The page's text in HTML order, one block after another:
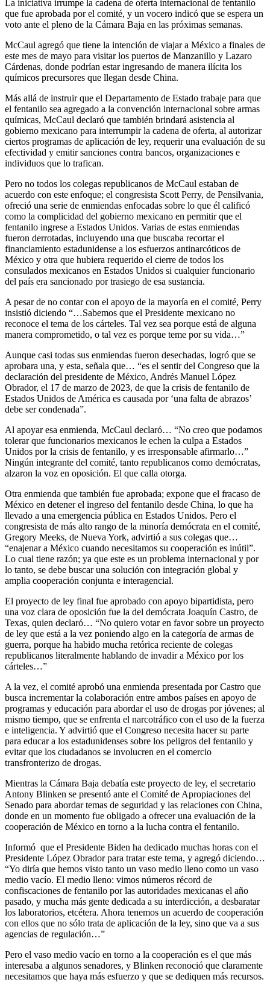
La iniciativa irrumpe la cadena de oferta internacional de fentanilo
que fue aprobada por el comité, y un vocero indicó que se espera un
voto ante el pleno de la Cámara Baja en las próximas semanas.
McCaul agregó que tiene la intención de viajar a México a finales de
este mes de mayo para visitar los puertos de Manzanillo y Lazaro
Cárdenas, donde podrían estar ingresando de manera ilícita los
químicos precursores que llegan desde China.
Más allá de instruir que el Departamento de Estado trabaje para que
el fentanilo sea agregado a la convención internacional sobre armas
químicas, McCaul declaró que también brindará asistencia al
gobierno mexicano para interrumpir la cadena de oferta, al autorizar
ciertos programas de aplicación de ley, requerir una evaluación de su
efectividad y emitir sanciones contra bancos, organizaciones e
individuos que lo trafican.
Pero no todos los colegas republicanos de McCaul estaban de
acuerdo con este enfoque; el congresista Scott Perry, de Pensilvania,
ofreció una serie de enmiendas enfocadas sobre lo que él calificó
como la complicidad del gobierno mexicano en permitir que el
fentanilo ingrese a Estados Unidos. Varias de estas enmiendas
fueron derrotadas, incluyendo una que buscaba recortar el
financiamiento estadunidense a los esfuerzos antinarcóticos de
México y otra que hubiera requerido el cierre de todos los
consulados mexicanos en Estados Unidos si cualquier funcionario
del país era sancionado por trasiego de esa sustancia.
A pesar de no contar con el apoyo de la mayoría en el comité, Perry
insistió diciendo “…Sabemos que el Presidente mexicano no
reconoce el tema de los cárteles. Tal vez sea porque está de alguna
manera comprometido, o tal vez es porque teme por su vida…”
Aunque casi todas sus enmiendas fueron desechadas, logró que se
aprobara una, y esta, señala que… “es el sentir del Congreso que la
declaración del presidente de México, Andrés Manuel López
Obrador, el 17 de marzo de 2023, de que la crisis de fentanilo de
Estados Unidos de América es causada por ‘una falta de abrazos’
debe ser condenada”.
Al apoyar esa enmienda, McCaul declaró… “No creo que podamos
tolerar que funcionarios mexicanos le echen la culpa a Estados
Unidos por la crisis de fentanilo, y es irresponsable afirmarlo…”
Ningún integrante del comité, tanto republicanos como demócratas,
alzaron la voz en oposición. El que calla otorga.
Otra enmienda que también fue aprobada; expone que el fracaso de
México en detener el ingreso del fentanilo desde China, lo que ha
llevado a una emergencia pública en Estados Unidos. Pero el
congresista de más alto rango de la minoría demócrata en el comité,
Gregory Meeks, de Nueva York, advirtió a sus colegas que…
“enajenar a México cuando necesitamos su cooperación es inútil”.
Lo cual tiene razón; ya que este es un problema internacional y por
lo tanto, se debe buscar una solución con integración global y
amplia cooperación conjunta e interagencial.
El proyecto de ley final fue aprobado con apoyo bipartidista, pero
una voz clara de oposición fue la del demócrata Joaquín Castro, de
Texas, quien declaró… “No quiero votar en favor sobre un proyecto
de ley que está a la vez poniendo algo en la categoría de armas de
guerra, porque ha habido mucha retórica reciente de colegas
republicanos literalmente hablando de invadir a México por los
cárteles…”
A la vez, el comité aprobó una enmienda presentada por Castro que
busca incrementar la colaboración entre ambos países en apoyo de
programas y educación para abordar el uso de drogas por jóvenes; al
mismo tiempo, que se enfrenta el narcotráfico con el uso de la fuerza
e inteligencia. Y advirtió que el Congreso necesita hacer su parte
para educar a los estadunidenses sobre los peligros del fentanilo y
evitar que los ciudadanos se involucren en el comercio
transfronterizo de drogas.
Mientras la Cámara Baja debatía este proyecto de ley, el secretario
Antony Blinken se presentó ante el Comité de Apropiaciones del
Senado para abordar temas de seguridad y las relaciones con China,
donde en un momento fue obligado a ofrecer una evaluación de la
cooperación de México en torno a la lucha contra el fentanilo.
Informó que el Presidente Biden ha dedicado muchas horas con el
Presidente López Obrador para tratar este tema, y agregó diciendo…
“Yo diría que hemos visto tanto un vaso medio lleno como un vaso
medio vacío. El medio lleno: vimos números récord de
confiscaciones de fentanilo por las autoridades mexicanas el año
pasado, y mucha más gente dedicada a su interdicción, a desbaratar
los laboratorios, etcétera. Ahora tenemos un acuerdo de cooperación
con ellos que no sólo trata de aplicación de la ley, sino que va a sus
agencias de regulación…”
Pero el vaso medio vacío en torno a la cooperación es el que más
interesaba a algunos senadores, y Blinken reconoció que claramente
necesitamos que haya más esfuerzo y que se dediquen más recursos.